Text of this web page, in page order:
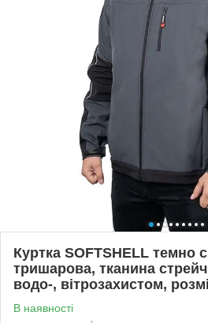
Куртка SOFTSHELL темно
тришарова, тканина
водо-, вітрозахистом,
В наявності